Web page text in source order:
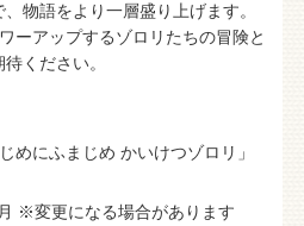
物語をより一層盛り上げます。
ーアップするゾロリたちの冒険と
ください。
めにふまじめ かいけつゾロリ」
※変更になる場合があります